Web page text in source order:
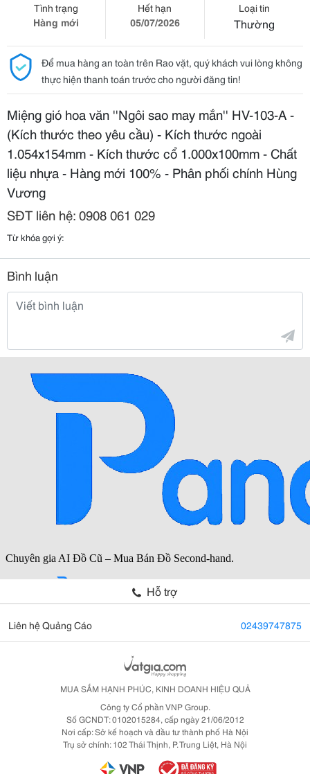
Tình trạng
Hàng mới
Hết hạn
05/07/2026
Loại tin
Thường
Để mua hàng an toàn trên Rao vặt, quý khách vui lòng không
thực hiện thanh toán trước cho người đăng tin!
Miệng gió hoa văn ''Ngôi sao may mắn'' HV-103-A -
(Kích thước theo yêu cầu) - Kích thước ngoài
1.054x154mm - Kích thước cổ 1.000x100mm - Chất
liệu nhựa - Hàng mới 100% - Phân phối chính Hùng
Vương
SĐT liên hệ: 0908 061 029
Từ khóa gợi ý:
Bình luận
Hỗ trợ
Liên hệ Quảng Cáo 02439747875
MUA SẮM HẠNH PHÚC, KINH DOANH HIỆU QUẢ
Công ty Cổ phần VNP Group.
Số GCNDT: 0102015284, cấp ngày 21/06/2012
Nơi cấp: Sở kế hoạch và đầu tư thành phố Hà Nội
Trụ sở chính: 102 Thái Thịnh, P. Trung Liệt, Hà Nội